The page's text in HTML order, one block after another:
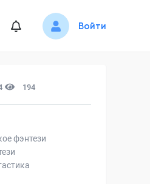
Войти
194
фэнтези